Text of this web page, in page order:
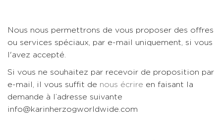
Nous nous permettrons de vous proposer des offres
ou services spéciaux, par e-mail uniquement, si vous
l'avez accepté.
Si vous ne souhaitez par recevoir de proposition par
e-mail, il vous suffit de nous écrire en faisant la
demande à l’adresse suivante
info@karinherzogworldwide.com